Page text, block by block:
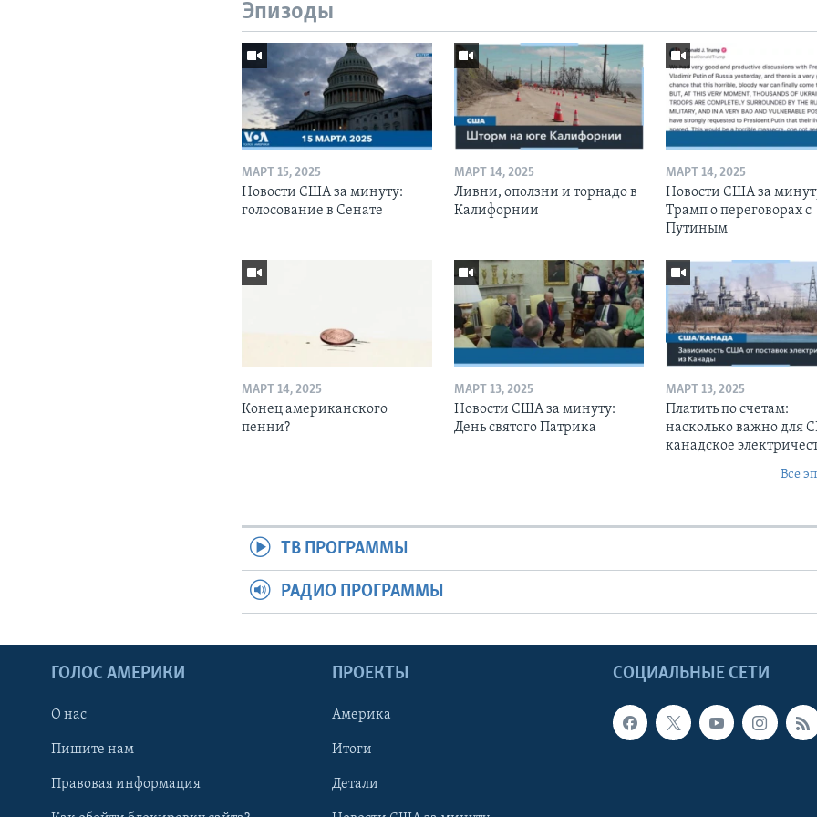
Эпизоды
МАРТ 15, 2025
Новости США за минуту:
голосование в Сенате
МАРТ 14, 2025
Ливни, оползни и торнадо в
Калифорнии
МАРТ 14, 2025
Новости США за
Трамп о переговорах с
Путиным
МАРТ 14, 2025
Конец американского
пенни?
МАРТ 13, 2025
Новости США за минуту:
День святого Патрика
МАРТ 13, 2025
Платить по счетам:
насколько важно для
канадское
Все
ТВ ПРОГРАММЫ
РАДИО ПРОГРАММЫ
СОЦИАЛЬНЫЕ СЕТИ
ГОЛОС АМЕРИКИ
О нас
Пишите нам
Правовая информация
ПРОЕКТЫ
Америка
Итоги
Детали